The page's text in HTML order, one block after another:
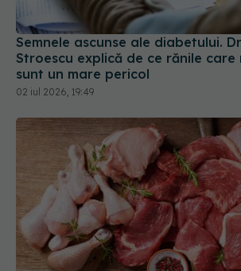
Semnele ascunse ale diabetului.
Stroescu explică de ce rănile care
sunt un mare pericol
02 iul 2026, 19:49